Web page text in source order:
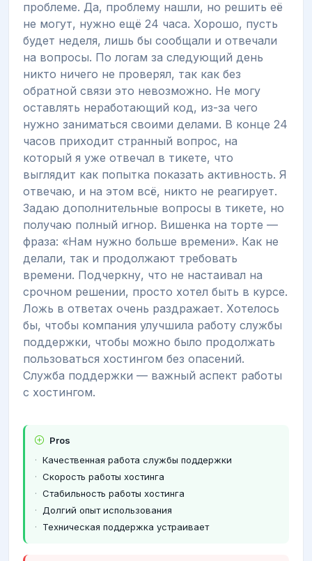
проблеме. Да, проблему нашли, но решить её
не могут, нужно ещё 24 часа. Хорошо, пусть
будет неделя, лишь бы сообщали и отвечали
на вопросы. По логам за следующий день
никто ничего не проверял, так как без
обратной связи это невозможно. Не могу
оставлять неработающий код, из-за чего
нужно заниматься своими делами. В конце 24
часов приходит странный вопрос, на
который я уже отвечал в тикете, что
выглядит как попытка показать активность. Я
отвечаю, и на этом всё, никто не реагирует.
Задаю дополнительные вопросы в тикете, но
получаю полный игнор. Вишенка на торте —
фраза: «Нам нужно больше времени». Как не
делали, так и продолжают требовать
времени. Подчеркну, что не настаивал на
срочном решении, просто хотел быть в курсе.
Ложь в ответах очень раздражает. Хотелось
бы, чтобы компания улучшила работу службы
поддержки, чтобы можно было продолжать
пользоваться хостингом без опасений.
Служба поддержки — важный аспект работы
с хостингом.
Pros
Качественная работа службы поддержки
Скорость работы хостинга
Стабильность работы хостинга
Долгий опыт использования
Техническая поддержка устраивает